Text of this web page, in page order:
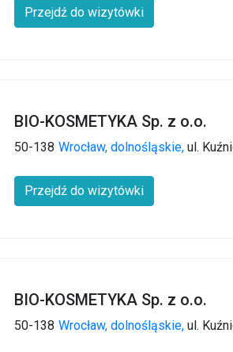
Przejdź do wizytówki
BIO-KOSMETYKA Sp. z o.o.
50-138 Wrocław, dolnośląskie, ul.
Przejdź do wizytówki
BIO-KOSMETYKA Sp. z o.o.
50-138 Wrocław, dolnośląskie, ul.